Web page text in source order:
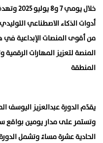
خلال
أدوات الذكاء الاصطناعي
من أقوى المنصات الإبداعية في
المنصة لتعزيز المهارات
المنطقة
يقدّم الدورة عبدالعزيز
وتستمر على مدار يومين بواقع
الحادية عشرة مساءً وتشمل